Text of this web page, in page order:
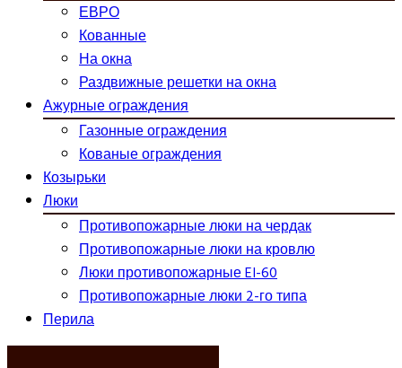
ЕВРО
Кованные
На окна
Раздвижные решетки на окна
Ажурные ограждения
Газонные ограждения
Кованые ограждения
Козырьки
Люки
Противопожарные люки на чердак
Противопожарные люки на кровлю
Люки противопожарные EI-60
Противопожарные люки 2-го типа
Перила